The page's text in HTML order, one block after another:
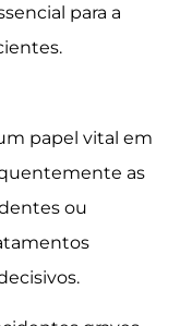
para a
papel vital em
as
ou